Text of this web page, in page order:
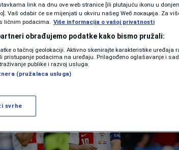
N1 SPECIJAL
FENOMENI
NEISTRAŽENO
VIRALNO
VIDEO
Više
link na dnu ove web stranice [ili plutajuću ikonu u
Vaš odabir će se mijenjati u okviru našeg Wеб локација. Za
ličnim podacima. Više informacija o vašoj privatnosti
obrađujemo podatke kako bismo pružali:
o tačnoj geolokaciji. Aktivno skenirajte karakteristike uređaja
pristupanje podacima na uređaju. Prilagođeno oglašavanje i
publike i razvoj usluga.
(pružalaca usluga)
svrhe